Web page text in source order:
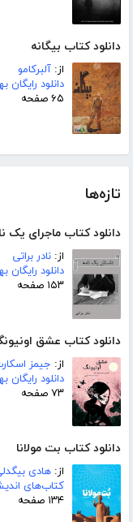
دانلود کتاب بیگانه
از: آلبرکامو
دانلود
۶۵ صفحه
تازه‌ها
دانلود کتاب ماجرای یک
از: نادر براتی
دانلود
۱۵۳ صفحه
دانلود کتاب عشق
از: جیمز
دانلود رایگان
۷۳ صفحه
دانلود کتاب بت مولانا
از: هادی
کتاب‌های
۱۳۴ صفحه